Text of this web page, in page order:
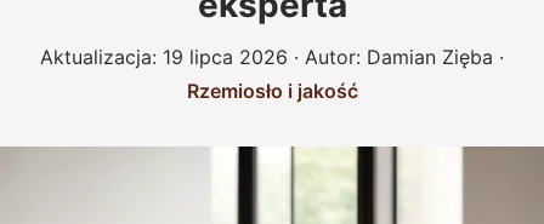
Aktualizacja: 19 lipca 2026 · Autor: Damian Zięba ·
Rzemiosło i jakość